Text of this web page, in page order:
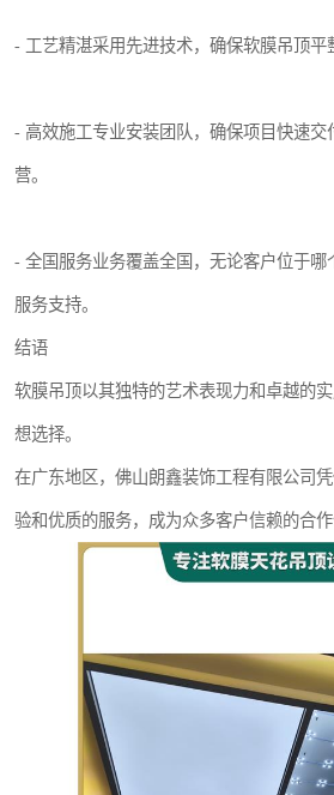
- 工艺精湛采用先进技术，确保软膜吊顶平
- 高效施工专业安装团队，确保项目快速交
营。
- 全国服务业务覆盖全国，无论客户位于哪
服务支持。
结语
软膜吊顶以其独特的艺术表现力和卓越的
想选择。
在广东地区，佛山朗鑫装饰工程有限公司
验和优质的服务，成为众多客户信赖的合作